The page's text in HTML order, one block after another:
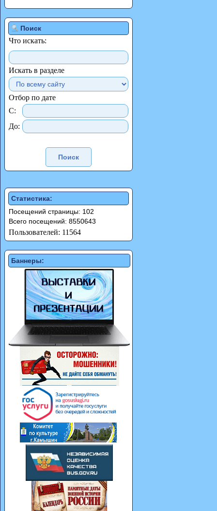
Поиск
Что искать:
Искать в разделе
Отбор по дате
С:
До:
Статистика:
Посещений страницы: 102
Всего посещений: 8550643
Пользователей: 11564
Баннеры: